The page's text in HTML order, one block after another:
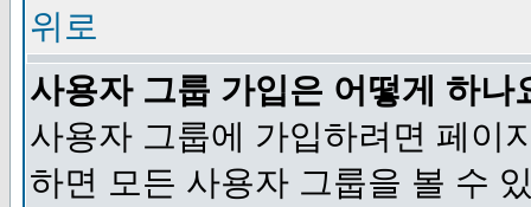
위로
사용자 그룹 가입은 어떻게 하나
사용자 그룹에 가입하려면 페이
하면 모든 사용자 그룹을 볼 수